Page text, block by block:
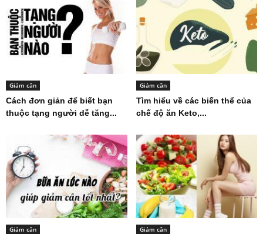
Giảm cân
Cách đơn giản để biết bạn
thuộc tạng người dễ tăng...
Giảm cân
Tìm hiểu về các biến thể của
chế độ ăn Keto,...
Giảm cân Giảm cân